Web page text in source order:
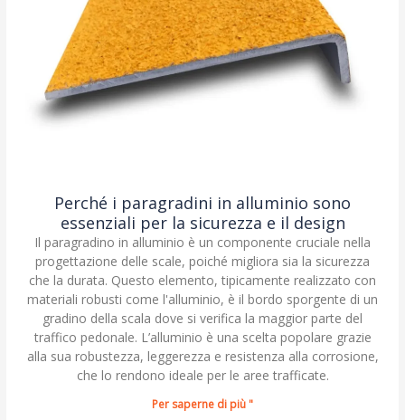
Perché i paragradini in alluminio sono
essenziali per la sicurezza e il design
Il paragradino in alluminio è un componente cruciale nella
progettazione delle scale, poiché migliora sia la sicurezza
che la durata. Questo elemento, tipicamente realizzato con
materiali robusti come l'alluminio, è il bordo sporgente di un
gradino della scala dove si verifica la maggior parte del
traffico pedonale. L’alluminio è una scelta popolare grazie
alla sua robustezza, leggerezza e resistenza alla corrosione,
che lo rendono ideale per le aree trafficate.
Per saperne di più "